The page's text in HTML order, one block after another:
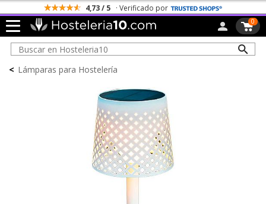
4,73 / 5 · Verificado por
0
< Lámparas para Hostelería